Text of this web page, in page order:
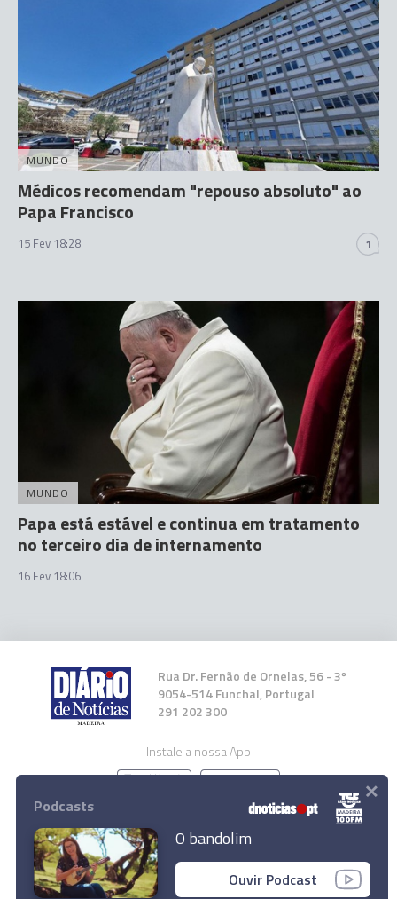
MUNDO
Médicos recomendam "repouso absoluto" ao
Papa Francisco
15 Fev 18:28 1
MUNDO
Papa está estável e continua em tratamento
no terceiro dia de internamento
16 Fev 18:06
Rua Dr. Fernão de Ornelas, 56 - 3º
9054-514 Funchal, Portugal
291 202 300
Instale a nossa App
© 2025 Empresa Diário de Notícias, Lda.
Todos os direitos reservados.
Podcasts
O bandolim
Ouvir Podcast
×